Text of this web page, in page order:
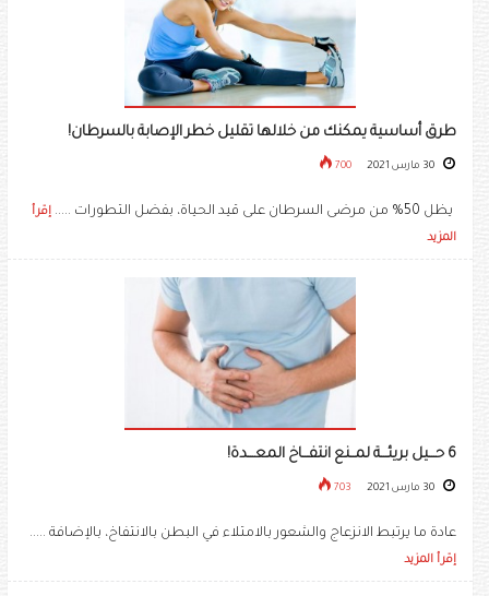
طرق أساسية يمكنك من خلالها تقليل خطر الإصابة بالسرطان!
700
يظل 50% من مرضى السرطان على قيد الحياة، بفضل التطورات .....
إقرأ
المزيد
6 حـــيل بريئـــة لمــنع انتفـــاخ المعـــدة!
703
عادة ما يرتبط الانزعاج والشعور بالامتلاء في البطن بالانتفاخ، بالإضافة .....
إقرأ المزيد